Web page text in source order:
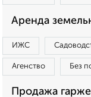
Аренда
ИЖС
Агенство Без
Продажа